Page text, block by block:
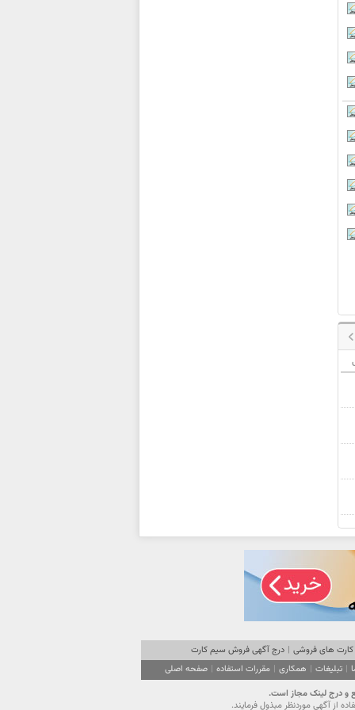
های فروشی | درج آگهی فروش سیم کارت
| تبلیغات | همکاری | مقررات استفاده | صفحه اصلی